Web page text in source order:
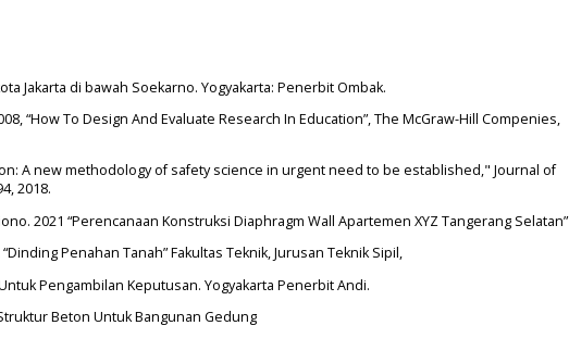
Jakarta di bawah Soekarno. Yogyakarta: Penerbit Ombak.
“How To Design And Evaluate Research In Education”, The McGraw-Hill Compenies,
A new methodology of safety science in urgent need to be established," Journal of
2018.
2021 “Perencanaan Konstruksi Diaphragm Wall Apartemen XYZ Tangerang Selatan”
Penahan Tanah” Fakultas Teknik, Jurusan Teknik Sipil,
Pengambilan Keputusan. Yogyakarta Penerbit Andi.
Beton Untuk Bangunan Gedung